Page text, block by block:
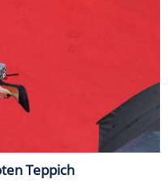
Teppich